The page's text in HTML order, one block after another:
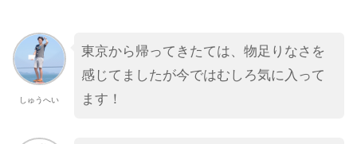
しゅうへい
東京から帰ってきたては、物足りなさを
感じてましたが今ではむしろ気に入って
ます！